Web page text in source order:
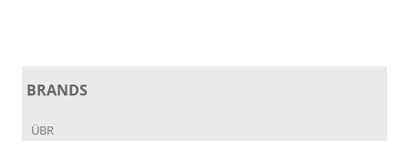
BRANDS
ÜBR